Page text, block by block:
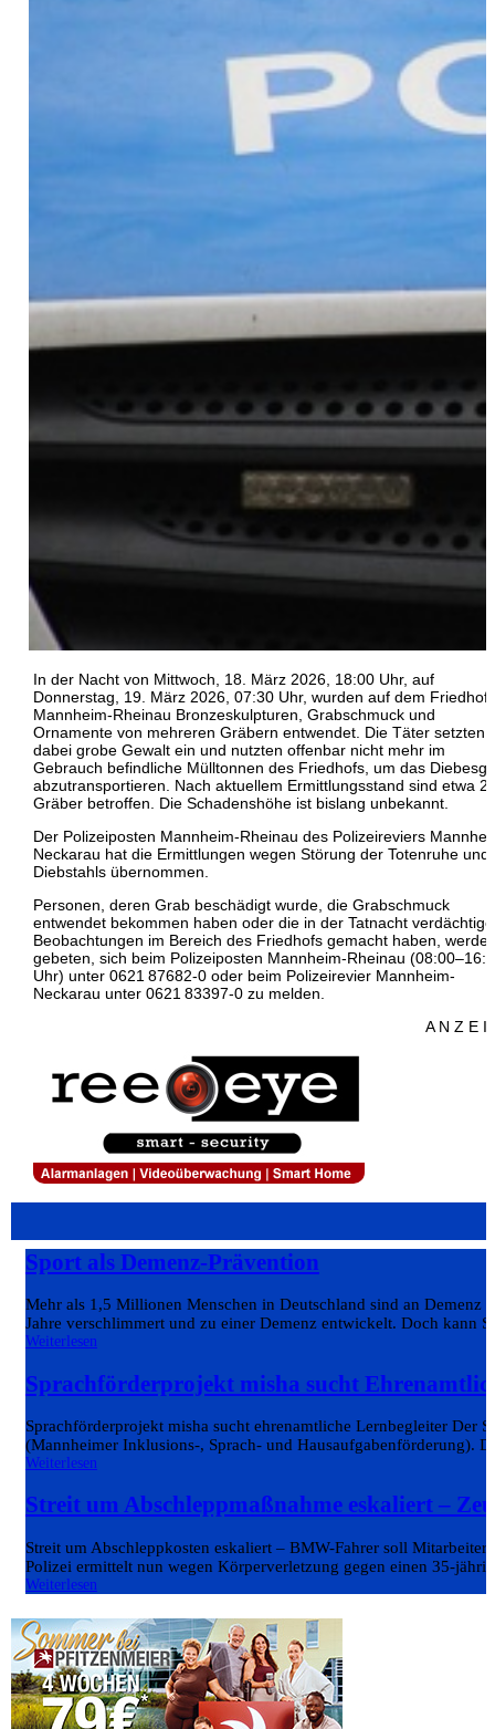
In der Nacht von Mittwoch, 18. März 2026, 18:00 Uhr, auf
Donnerstag, 19. März 2026, 07:30 Uhr, wurden auf dem Friedhof
Mannheim-Rheinau Bronzeskulpturen, Grabschmuck und
Ornamente von mehreren Gräbern entwendet. Die Täter setzten
dabei grobe Gewalt ein und nutzten offenbar nicht mehr im
Gebrauch befindliche Mülltonnen des Friedhofs, um das
abzutransportieren. Nach aktuellem Ermittlungsstand sind etwa
Gräber betroffen. Die Schadenshöhe ist bislang unbekannt.
Der Polizeiposten Mannheim-Rheinau des Polizeireviers
Neckarau hat die Ermittlungen wegen Störung der Totenruhe und
Diebstahls übernommen.
Personen, deren Grab beschädigt wurde, die Grabschmuck
entwendet bekommen haben oder die in der Tatnacht verdächtige
Beobachtungen im Bereich des Friedhofs gemacht haben,
gebeten, sich beim Polizeiposten Mannheim-Rheinau
Uhr) unter 0621 87682‑0 oder beim Polizeirevier Mannheim-
Neckarau unter 0621 83397‑0 zu melden.
A N Z E I
Sport als Demenz-Prävention
Mehr als 1,5 Millionen Menschen in Deutschland sind an
Jahre verschlimmert und zu einer Demenz entwickelt. Doch kann
Weiterlesen
Sprachförderprojekt misha sucht
Sprachförderprojekt misha sucht ehrenamtliche Lernbegleiter Der
(Mannheimer Inklusions-, Sprach- und Hausaufgabenförderung).
Weiterlesen
Streit um Abschleppmaßnahme eskaliert –
Streit um Abschleppkosten eskaliert – BMW-Fahrer soll
Polizei ermittelt nun wegen Körperverletzung gegen einen 35-
Weiterlesen